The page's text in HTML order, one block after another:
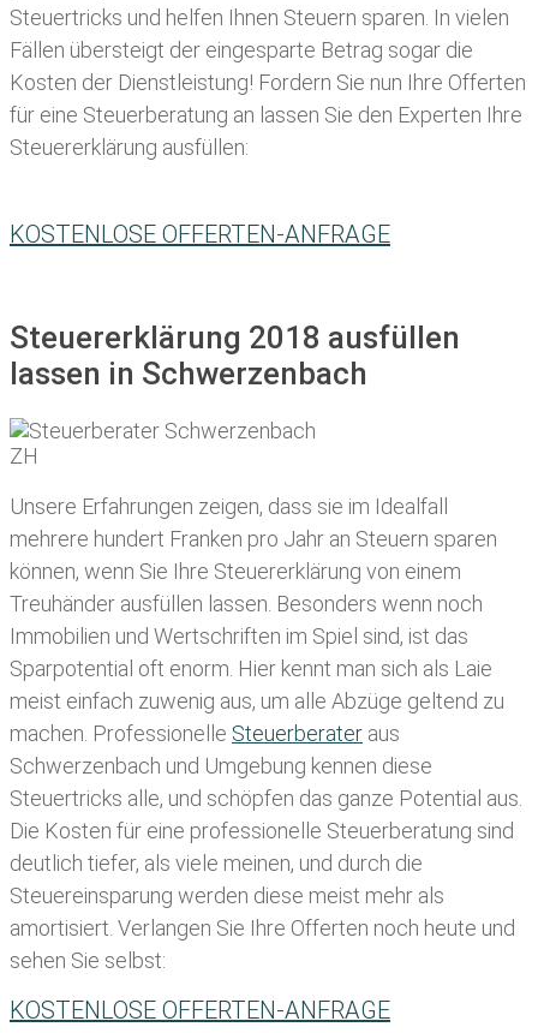
Steuertricks und helfen Ihnen Steuern sparen. In vielen
Fällen übersteigt der eingesparte Betrag sogar die
Kosten der Dienstleistung! Fordern Sie nun Ihre Offerten
für eine Steuerberatung an lassen Sie den Experten Ihre
Steuererklärung ausfüllen:
KOSTENLOSE OFFERTEN-ANFRAGE
Steuererklärung 2018 ausfüllen
lassen in Schwerzenbach
Unsere Erfahrungen zeigen, dass sie im Idealfall
mehrere hundert Franken pro Jahr an Steuern sparen
können, wenn Sie Ihre Steuererklärung von einem
Treuhänder ausfüllen lassen . Besonders wenn noch
Immobilien und Wertschriften im Spiel sind, ist das
Sparpotential oft enorm. Hier kennt man sich als Laie
meist einfach zuwenig aus, um alle Abzüge geltend zu
machen. Professionelle Steuerberater aus
Schwerzenbach und Umgebung kennen diese
Steuertricks alle, und schöpfen das ganze Potential aus.
Die Kosten für eine professionelle Steuerberatung sind
deutlich tiefer, als viele meinen, und durch die
Steuereinsparung werden diese meist mehr als
amortisiert. Verlangen Sie Ihre Offerten noch heute und
sehen Sie selbst:
KOSTENLOSE OFFERTEN-ANFRAGE